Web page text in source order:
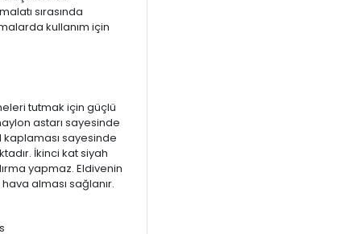
sırasında
kullanım için
tutmak için güçlü
astarı sayesinde
kaplaması sayesinde
İkinci kat siyah
yapmaz. Eldivenin
alması sağlanır.